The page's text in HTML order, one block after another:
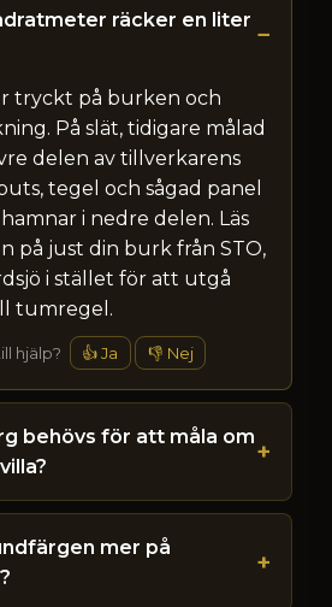
räcker en liter
tryckt på burken och
På slät, tidigare målad
delen av tillverkarens
tegel och sågad panel
i nedre delen. Läs
på just din burk från STO,
i stället för att utgå
tumregel.
hjälp? 👍 Ja 👎 Nej
behövs för att måla om
mer på